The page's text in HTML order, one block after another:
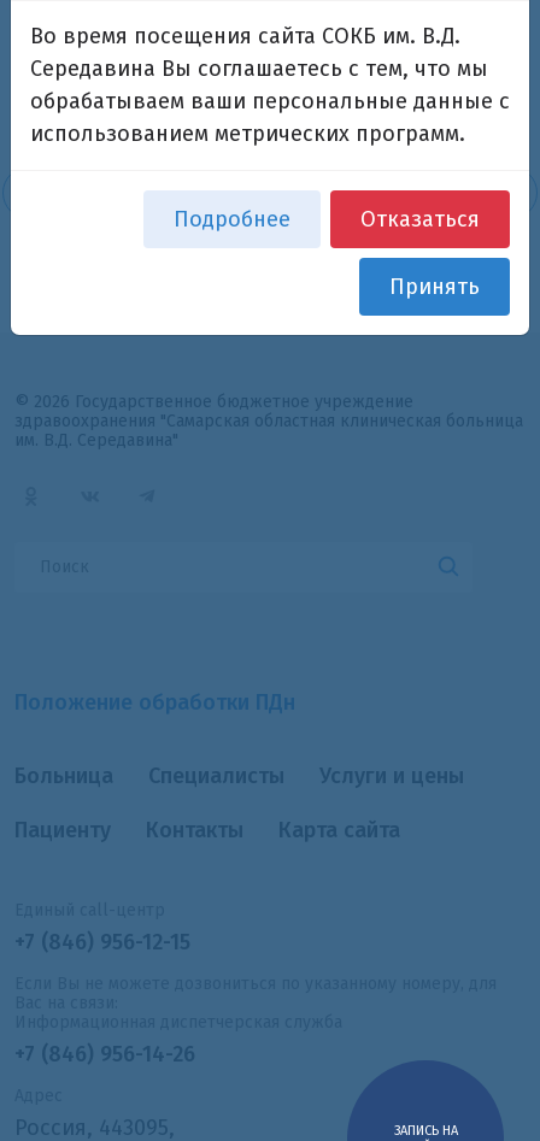
Написать в организацию
© 2026 Государственное бюджетное учреждение
здравоохранения "Самарская областная клиническая больница
им. В.Д. Середавина"
Положение обработки ПДн
Больница Специалисты Услуги и цены
Пациенту Контакты Карта сайта
+7 (846) 956-12-15
+7 (846) 956-14-26
Россия, 443095,
Во время посещения сайта СОКБ им. В.Д.
Середавина Вы соглашаетесь с тем, что мы
обрабатываем ваши персональные данные с
использованием метрических программ.
Подробнее Отказаться
Принять
ЗАПИСЬ НА